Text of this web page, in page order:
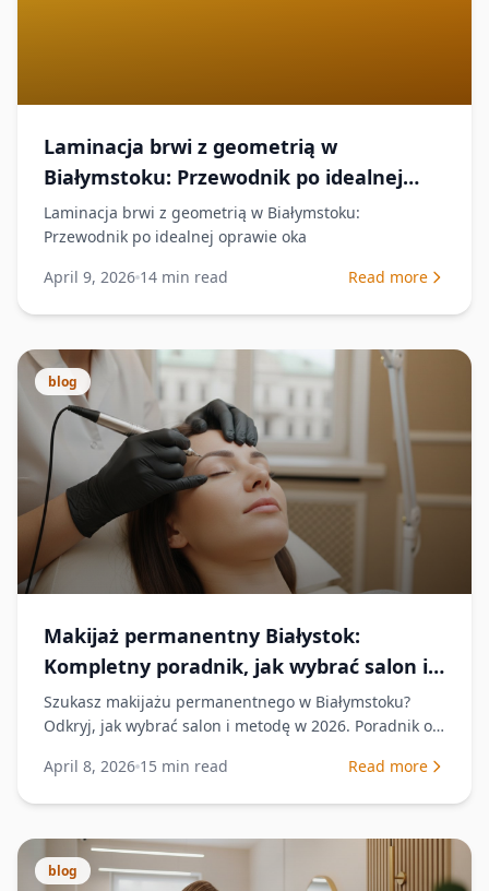
Laminacja brwi z geometrią w
Białymstoku: Przewodnik po idealnej
oprawie oka
Laminacja brwi z geometrią w Białymstoku:
Przewodnik po idealnej oprawie oka
April 9, 2026 14 min read Read more
blog
Makijaż permanentny Białystok:
Kompletny poradnik, jak wybrać salon i
metodę (2026)
Szukasz makijażu permanentnego w Białymstoku?
Odkryj, jak wybrać salon i metodę w 2026. Poradnik o
April 8, 2026 15 min read Read more
blog